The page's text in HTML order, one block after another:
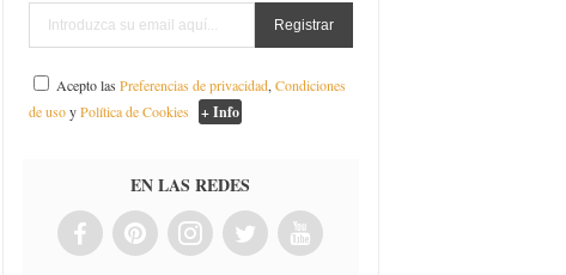
Acepto lasPreferencias de privacidad,Condiciones
de usoyPolítica de Cookies + Info
EN LAS REDES